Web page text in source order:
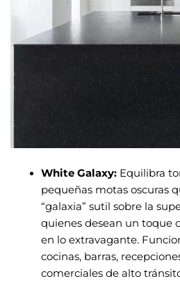
White Galaxy: Equilibra
pequeñas motas oscuras
“galaxia” sutil sobre la
quienes desean un toque
en lo extravagante.
cocinas, barras,
comerciales de alto